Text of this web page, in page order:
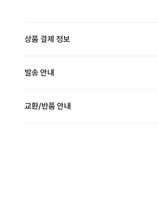
상품 결제 정보
발송 안내
교환/반품 안내